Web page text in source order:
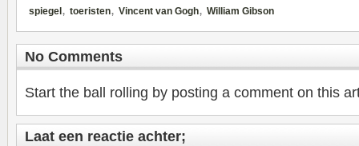
spiegel, toeristen, Vincent van Gogh, William Gibson
No Comments
Start the ball rolling by posting a comment on this
Laat een reactie achter;